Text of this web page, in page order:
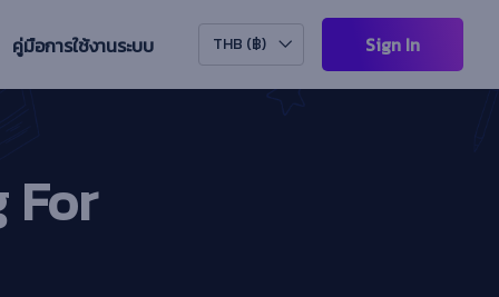
คู่มือการใช้งานระบบ THB (฿) Sign In
For